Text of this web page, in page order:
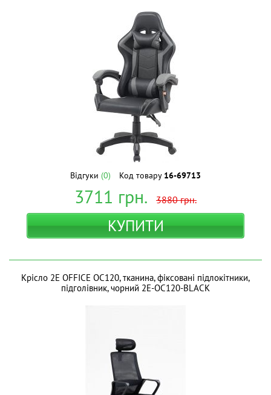
Відгуки (0) Код товару 16-69713
3711 грн. 3880грн.
КУПИТИ
Крісло 2E OFFICE OC120, тканина, фіксовані підлокітники,
підголівник, чорний 2E-OC120-BLACK